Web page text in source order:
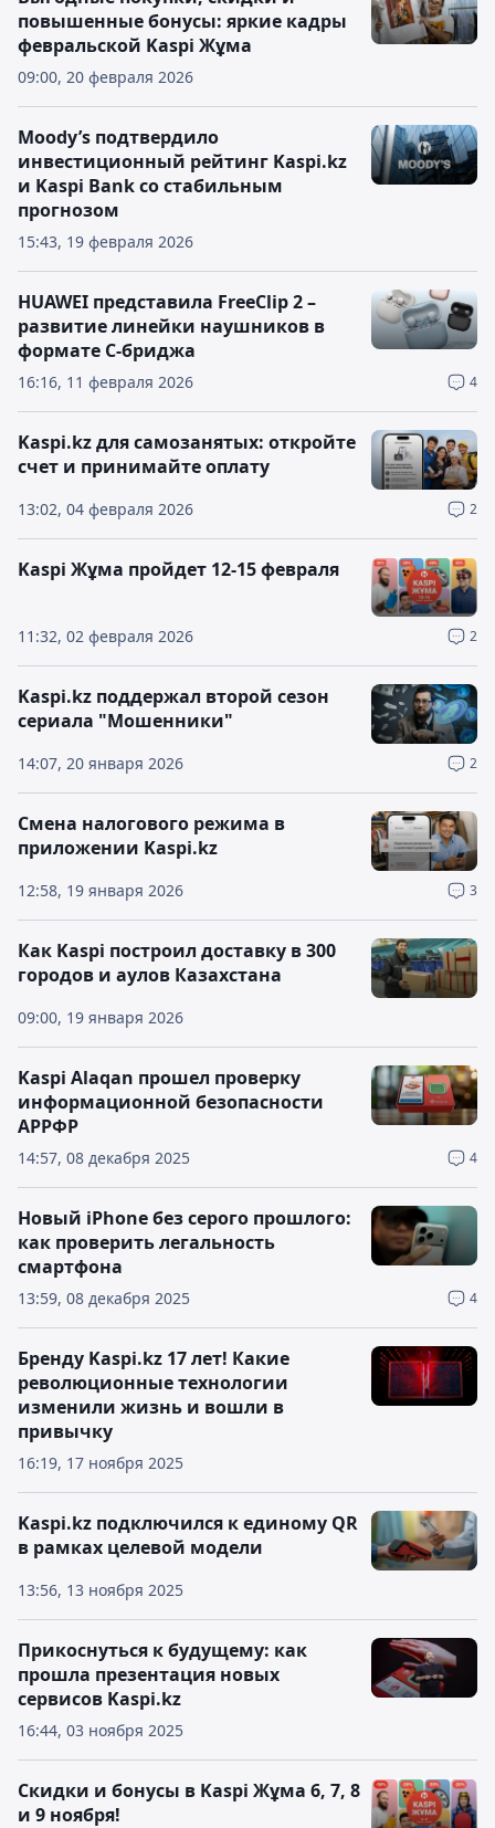
09:00, 20 февраля 2026
повышенные бонусы: яркие кадры
февральской Kaspi Жұма
15:43, 19 февраля 2026
Moody’s подтвердило
инвестиционный рейтинг Kaspi.kz
и Kaspi Bank со стабильным
прогнозом
16:16, 11 февраля 2026 4
HUAWEI представила FreeClip 2 –
развитие линейки наушников в
формате C-бриджа
13:02, 04 февраля 2026 2
Kaspi.kz для самозанятых: откройте
счет и принимайте оплату
11:32, 02 февраля 2026 2
Kaspi Жұма пройдет 12-15 февраля
14:07, 20 января 2026 2
Kaspi.kz поддержал второй сезон
сериала "Мошенники"
12:58, 19 января 2026 3
Смена налогового режима в
приложении Kaspi.kz
09:00, 19 января 2026
Как Kaspi построил доставку в 300
городов и аулов Казахстана
14:57, 08 декабря 2025 4
Kaspi Alaqan прошел проверку
информационной безопасности
АРРФР
13:59, 08 декабря 2025 4
Новый iPhone без серого прошлого:
как проверить легальность
смартфона
16:19, 17 ноября 2025
Бренду Kaspi.kz 17 лет! Какие
революционные технологии
изменили жизнь и вошли в
привычку
13:56, 13 ноября 2025
Kaspi.kz подключился к единому QR
в рамках целевой модели
16:44, 03 ноября 2025
Прикоснуться к будущему: как
прошла презентация новых
сервисов Kaspi.kz
Скидки и бонусы в Kaspi Жұма 6, 7, 8
и 9 ноября!